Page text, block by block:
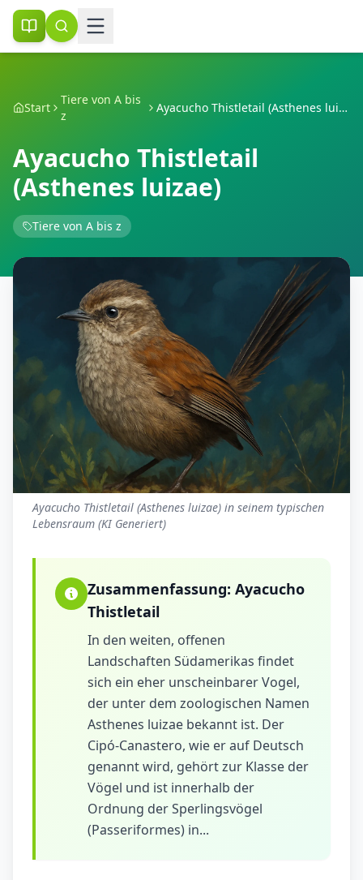
Start
Tiere von A bis
z
Ayacucho Thistletail (Asthenes luizae)
Ayacucho Thistletail
(Asthenes luizae)
Tiere von A bis z
Ayacucho Thistletail (Asthenes luizae) in seinem typischen
Lebensraum (KI Generiert)
Zusammenfassung: Ayacucho
Thistletail
In den weiten, offenen
Landschaften Südamerikas findet
sich ein eher unscheinbarer Vogel,
der unter dem zoologischen Namen
Asthenes luizae bekannt ist. Der
Cipó-Canastero, wie er auf Deutsch
genannt wird, gehört zur Klasse der
Vögel und ist innerhalb der
Ordnung der Sperlingsvögel
(Passeriformes) in...